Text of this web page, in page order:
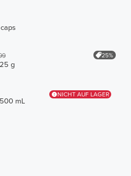
25%
g
NICHT AUF LAGER
mL